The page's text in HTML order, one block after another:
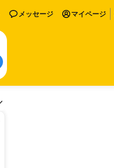
メッセージ マイページ